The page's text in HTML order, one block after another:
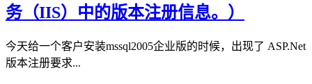
务（IIS）中的版本注册信息。）
今天给一个客户安装mssql2005企业版的时候，出现了 ASP.Net
版本注册要求...